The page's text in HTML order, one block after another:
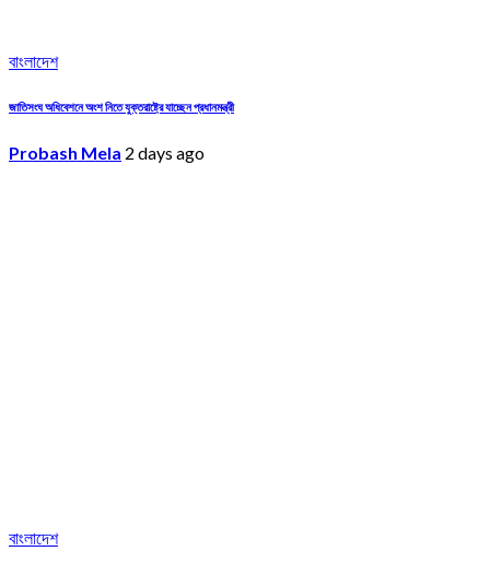
বাংলাদেশ
জাতিসংঘ অধিবেশনে অংশ নিতে যুক্তরাষ্ট্রে যাচ্ছেন প্রধানমন্ত্রী
Probash Mela 2 days ago
বাংলাদেশ